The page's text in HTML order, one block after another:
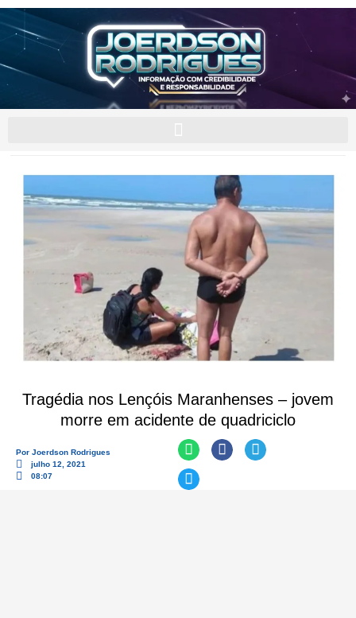
Tragédia nos Lençóis Maranhenses – jovem
morre em acidente de quadriciclo
Por Joerdson Rodrigues
julho 12, 2021
08:07